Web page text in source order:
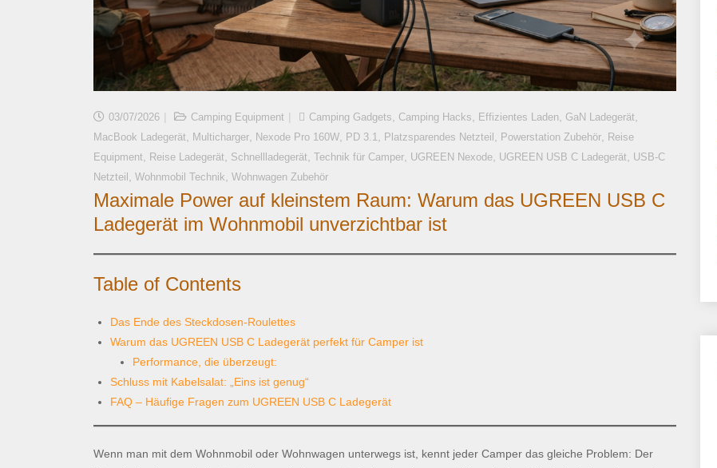
03/07/2026 Camping Equipment Camping Gadgets Camping Hacks Effizientes Laden GaN Ladegerät
MacBook Ladegerät Multicharger Nexode Pro 160W PD 3.1 Platzsparendes Netzteil Powerstation Zubehör Reise
Equipment
Reise Ladegerät Schnellladegerät Technik für Camper UGREEN Nexode UGREEN USB C Ladegerät
USB-C
Netzteil Wohnmobil Technik Wohnwagen Zubehör
Maximale Power auf kleinstem Raum: Warum das UGREEN USB C
Ladegerät im Wohnmobil unverzichtbar ist
Table of Contents
Das Ende des Steckdosen-Roulettes
Warum das UGREEN USB C Ladegerät perfekt für Camper ist
Performance, die überzeugt:
Schluss mit Kabelsalat: „Eins ist genug“
FAQ – Häufige Fragen zum UGREEN USB C Ladegerät
Wenn man mit dem Wohnmobil oder Wohnwagen unterwegs ist, kennt jeder Camper das gleiche Problem: Der